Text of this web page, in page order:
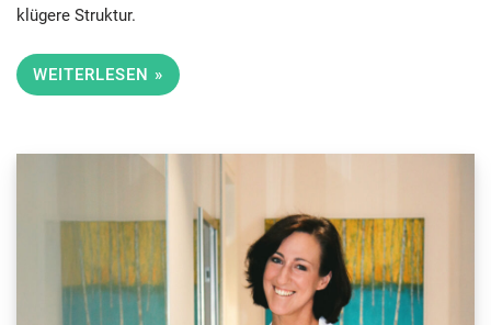
klügere Struktur.
WEITERLESEN »